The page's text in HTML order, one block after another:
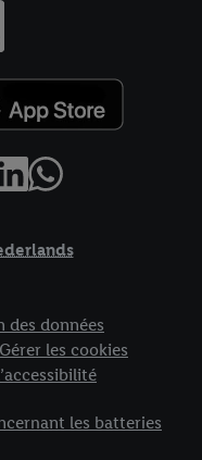
données
Gérer les cookies
les batteries